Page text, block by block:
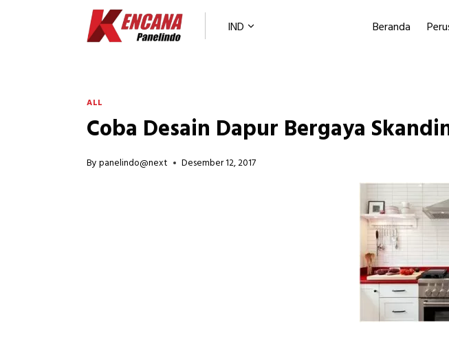
IND Beranda
ALL
Coba Desain Dapur Bergaya
Bypanelindo@next Desember 12, 2017